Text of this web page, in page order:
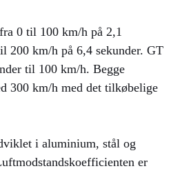
0 til 100 km/h på 2,1
200 km/h på 6,4 sekunder. GT
til 100 km/h. Begge
300 km/h med det tilkøbelige
i aluminium, stål og
er